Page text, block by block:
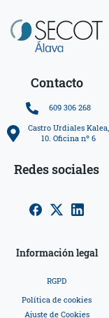
Contacto
609 306 268
Castro Urdiales Kalea,
10. Oficina nº 6
Redes sociales
Información legal
RGPD
Política de cookies
Ajuste de Cookies